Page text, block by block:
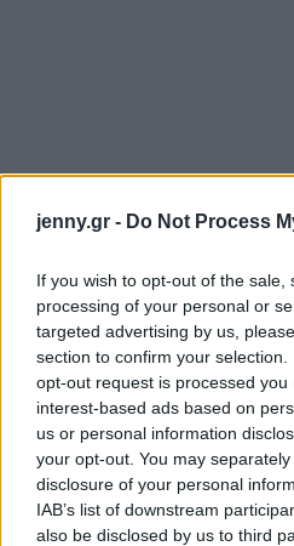
jenny.gr - Do Not Process
If you wish to opt-out of the
processing of your personal or
targeted advertising by us,
section to confirm your
opt-out request is processed you
interest-based ads based on
us or personal information
your opt-out. You may
disclosure of your personal
IAB’s list of downstream
also be disclosed by us to third
Σαντορίνη
Η Σαντορίνη είναι ίσως το
ελληνικό νησί σε διεθνές
στην Καλντέρα και τα